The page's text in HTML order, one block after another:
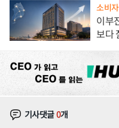
소비
이부
보다
기사댓글0개